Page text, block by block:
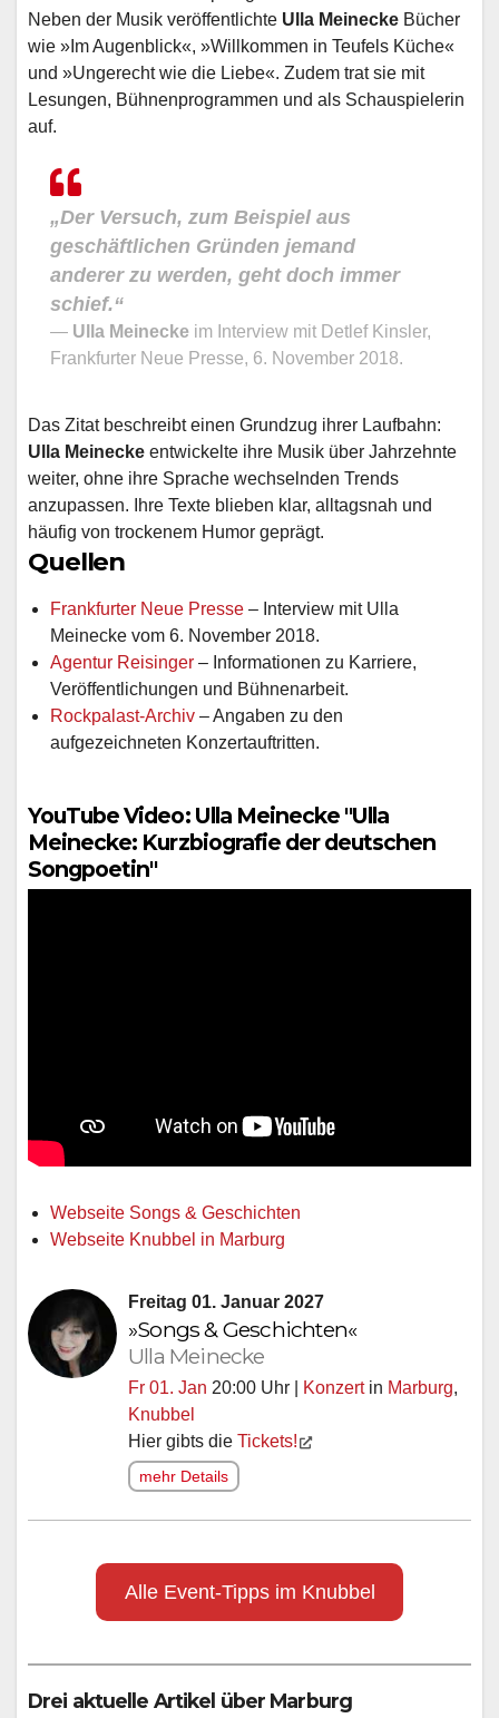
Neben der Musik veröffentlichte Ulla Meinecke Bücher
wie »Im Augenblick«, »Willkommen in Teufels Küche«
und »Ungerecht wie die Liebe«. Zudem trat sie mit
Lesungen, Bühnenprogrammen und als Schauspielerin
auf.
„Der Versuch, zum Beispiel aus
geschäftlichen Gründen jemand
anderer zu werden, geht doch immer
schief.“
— Ulla Meinecke im Interview mit Detlef Kinsler,
Frankfurter Neue Presse, 6. November 2018.
Das Zitat beschreibt einen Grundzug ihrer Laufbahn:
Ulla Meinecke entwickelte ihre Musik über Jahrzehnte
weiter, ohne ihre Sprache wechselnden Trends
anzupassen. Ihre Texte blieben klar, alltagsnah und
häufig von trockenem Humor geprägt.
Quellen
Frankfurter Neue Presse – Interview mit Ulla
Meinecke vom 6. November 2018.
Agentur Reisinger – Informationen zu Karriere,
Veröffentlichungen und Bühnenarbeit.
Rockpalast-Archiv – Angaben zu den
aufgezeichneten Konzertauftritten.
YouTube Video: Ulla Meinecke "Ulla
Meinecke: Kurzbiografie der deutschen
Songpoetin"
Webseite Songs & Geschichten
Webseite Knubbel in Marburg
Freitag 01. Januar 2027
»Songs & Geschichten«
Ulla Meinecke
Fr 01. Jan 20:00 Uhr | Konzertin Marburg,
Knubbel
Hier gibts die Tickets!
mehr Details
Alle Event-Tipps im Knubbel
Drei aktuelle Artikel über Marburg